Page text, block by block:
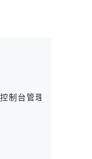
制台管理API Key